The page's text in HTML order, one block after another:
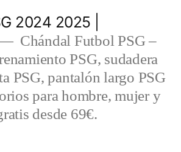
2024 2025 |
Chándal Futbol PSG –
PSG, sudadera
PSG, pantalón largo PSG
para hombre, mujer y
desde 69€.